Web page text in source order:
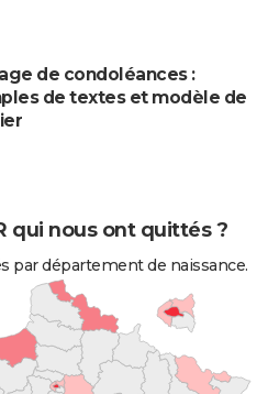
de condoléances :
de textes et modèle de
qui nous ont quittés ?
par département de naissance.